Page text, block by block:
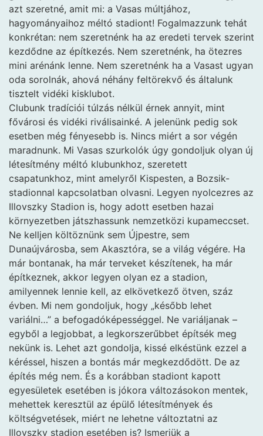
azt szeretné, amit mi: a Vasas múltjához,
hagyományaihoz méltó stadiont! Fogalmazzunk tehát
konkrétan: nem szeretnénk ha az eredeti tervek szerint
kezdődne az építkezés. Nem szeretnénk, ha ötezres
mini arénánk lenne. Nem szeretnénk ha a Vasast ugyan
oda sorolnák, ahová néhány feltörekvő és általunk
tisztelt vidéki kisklubot.
Clubunk tradíciói túlzás nélkül érnek annyit, mint
fővárosi és vidéki riválisainké. A jelenünk pedig sok
esetben még fényesebb is. Nincs miért a sor végén
maradnunk. Mi Vasas szurkolók úgy gondoljuk olyan új
létesítmény méltó klubunkhoz, szeretett
csapatunkhoz, mint amelyről Kispesten, a Bozsik-
stadionnal kapcsolatban olvasni. Legyen nyolcezres az
Illovszky Stadion is, hogy adott esetben hazai
környezetben játszhassunk nemzetközi kupameccset.
Ne kelljen költöznünk sem Újpestre, sem
Dunaújvárosba, sem Akasztóra, se a világ végére. Ha
már bontanak, ha már terveket készítenek, ha már
építkeznek, akkor legyen olyan ez a stadion,
amilyennek lennie kell, az elkövetkező ötven, száz
évben. Mi nem gondoljuk, hogy „később lehet
variálni…” a befogadóképességgel. Ne variáljanak –
egyből a legjobbat, a legkorszerűbbet építsék meg
nekünk is. Lehet azt gondolja, kissé elkéstünk ezzel a
kéréssel, hiszen a bontás már megkezdődött. De az
építés még nem. És a korábban stadiont kapott
egyesületek esetében is jókora változásokon mentek,
mehettek keresztül az épülő létesítmények és
költségvetések, miért ne lehetne változtatni az
Illovszky stadion esetében is? Ismerjük a